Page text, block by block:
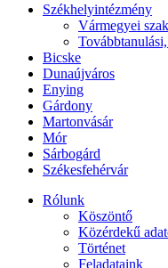
Székhelyintézmény
Vármegyei
Bicske
Dunaújváros
Enying
Gárdony
Martonvásár
Mór
Sárbogárd
Székesfehérvár
Rólunk
Köszöntő
Közérdekű
Történet
Feladataink